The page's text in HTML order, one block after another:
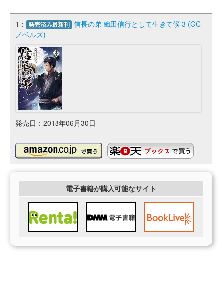
1： 発売済み最新刊 信長の弟 織田信行として生きて候 3 (GC
ノベルズ)
発売日：2018年06月30日
電子書籍が購入可能なサイト